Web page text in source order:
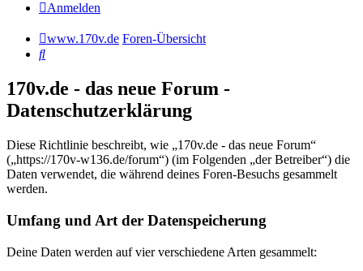
Anmelden
www.170v.de Foren-Übersicht
Suche
170v.de - das neue Forum -
Datenschutzerklärung
Diese Richtlinie beschreibt, wie „170v.de - das neue Forum“
(„https://170v-w136.de/forum“) (im Folgenden „der Betreiber“) die
Daten verwendet, die während deines Foren-Besuchs gesammelt
werden.
Umfang und Art der Datenspeicherung
Deine Daten werden auf vier verschiedene Arten gesammelt: